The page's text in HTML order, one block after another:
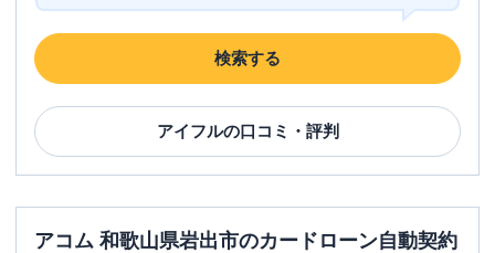
検索する
アイフルの口コミ・評判
アコム 和歌山県岩出市のカードローン自動契約